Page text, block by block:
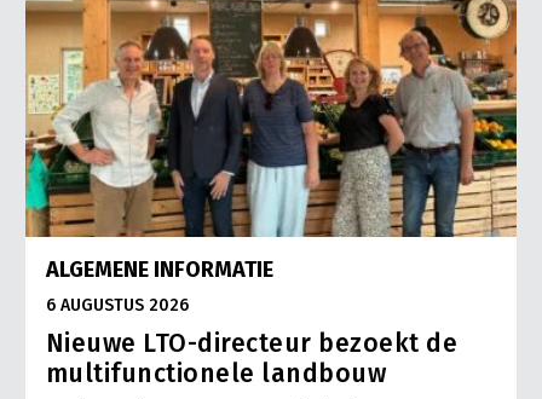
ALGEMENE INFORMATIE
6 AUGUSTUS 2026
Nieuwe LTO-directeur bezoekt de
multifunctionele landbouw